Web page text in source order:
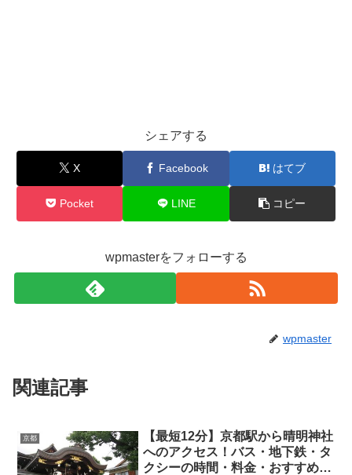
シェアする
X Facebook はてブ
Pocket LINE コピー
wpmasterをフォローする
wpmaster
関連記事
京都
【最短12分】京都駅から晴明神社
へのアクセス！バス・地下鉄・タ
クシーの時間・料金・おすすめル